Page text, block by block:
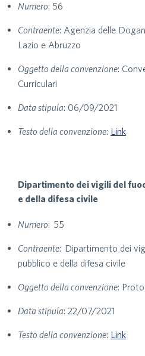
Numero: 56
Contraente: Agenzia delle
Lazio e Abruzzo
Oggetto della convenzione:
Curriculari
Data stipula: 06/09/2021
Testo della convenzione: Link
Dipartimento dei vigili del
e della difesa civile
Numero: 55
Contraente: Dipartimento dei
pubblico e della difesa civile
Oggetto della convenzione:
Data stipula: 22/07/2021
Testo della convenzione: Link